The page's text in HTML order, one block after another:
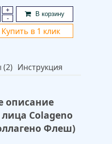
-
+
В корзину
Купить в 1 клик
(2) Инструкция
описание
Colageno
Флеш)